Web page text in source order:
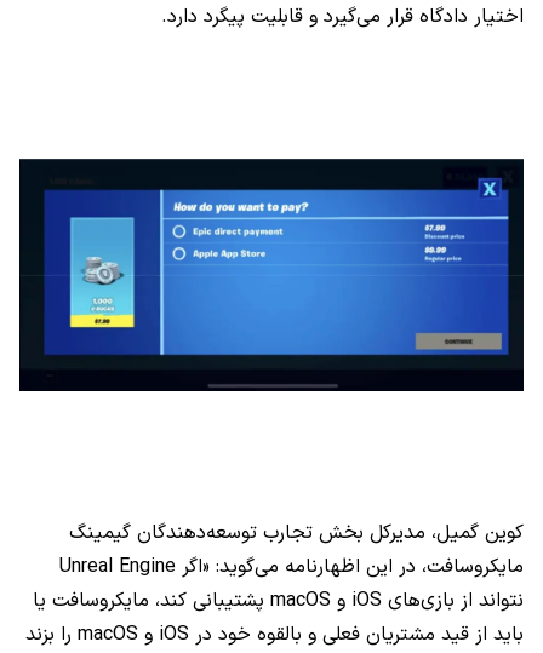
اختیار دادگاه قرار می‌گیرد و قابلیت پیگرد دارد.
کوین گمیل، مدیرکل بخش تجارب توسعه‌دهندگان گیمینگ
مایکروسافت، در این اظهارنامه می‌گوید: «اگر Unreal Engine
نتواند از بازی‌های iOS و macOS پشتیبانی کند، مایکروسافت یا
باید از قید مشتریان فعلی و بالقوه خود در iOS و macOS را بزند